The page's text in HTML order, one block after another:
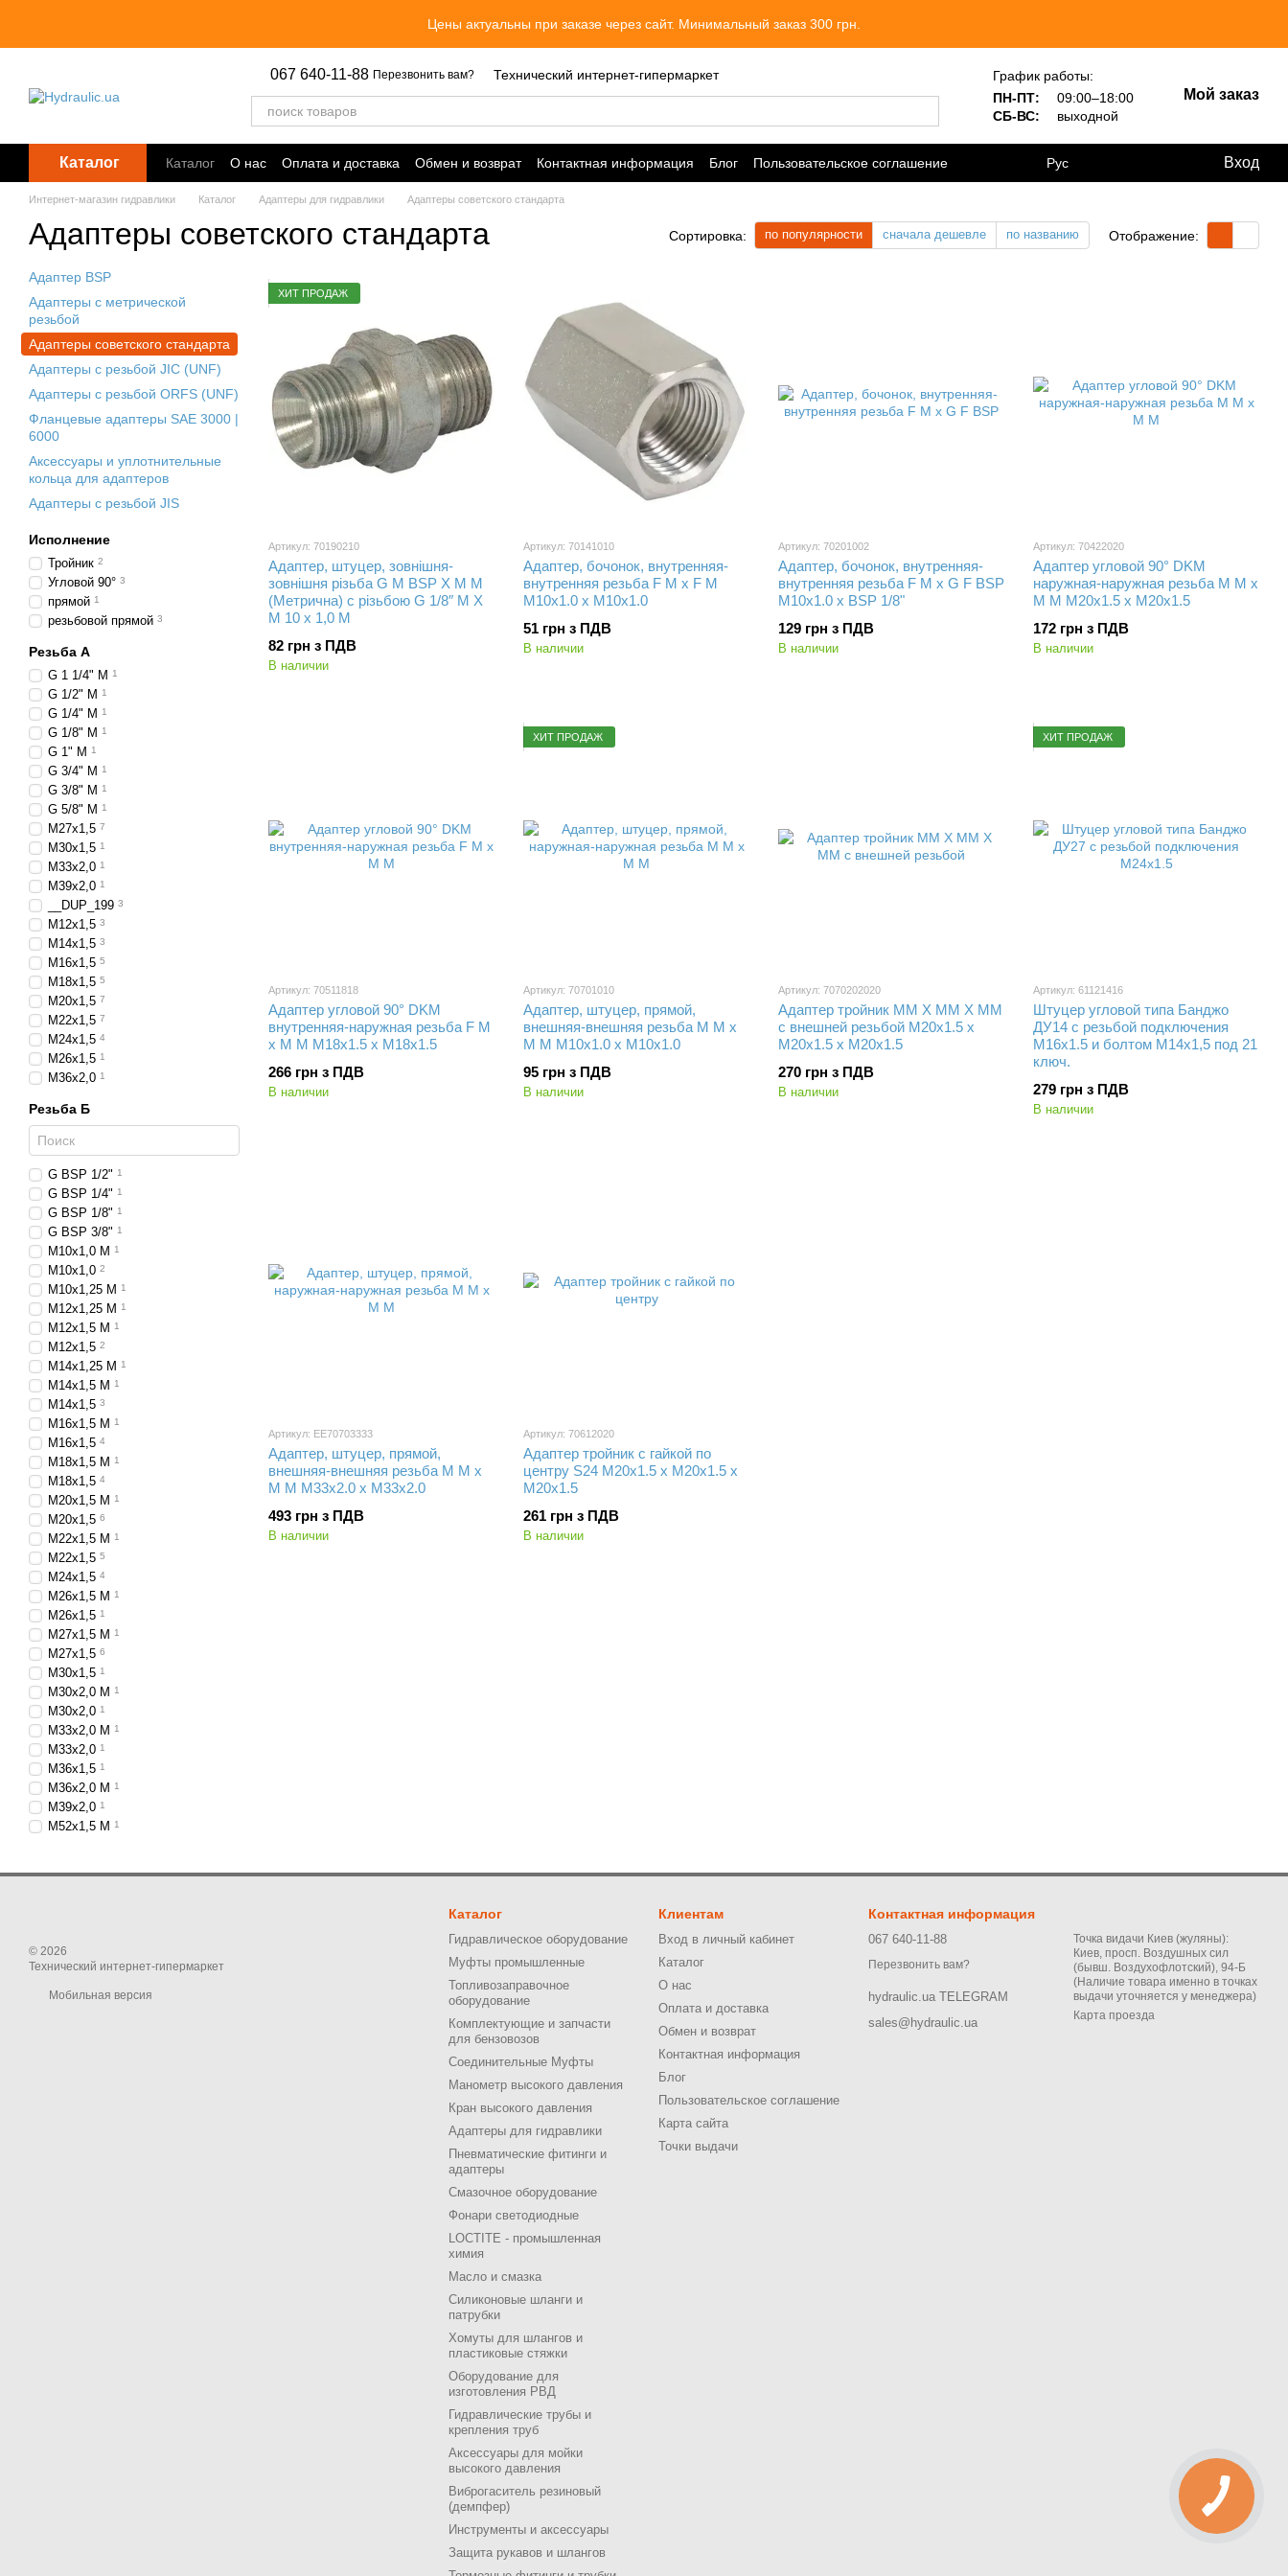
Цены актуальны при заказе через сайт. Минимальный заказ 300 грн.
067 640-11-88 Перезвонить вам? Технический интернет-гипермаркет
График работы:
ПН-ПТ:
09:00–18:00
СБ-ВС:
выходной
Мой заказ
Каталог Каталог О нас Оплата и доставка Обмен и возврат Контактная информация Блог
Пользовательское соглашение
Точки выдачи
Рус Вход
Интернет-магазин гидравлики Каталог Адаптеры для гидравлики Адаптеры советского стандарта
Адаптеры советского стандарта Сортировка: по популярности сначала дешевле по названию Отображение:
ХИТ ПРОДАЖ
Артикул: 70190210
Адаптер, штуцер, зовнішня-
зовнішня різьба G M BSP X M M
(Метрична) с різьбою G 1/8″ M X
M 10 x 1,0 M
82 грн з ПДВ
В наличии
Артикул: 70141010
Адаптер, бочонок, внутренняя-
внутренняя резьба F M x F M
M10х1.0 x M10х1.0
51 грн з ПДВ
В наличии
Артикул: 70201002
Адаптер, бочонок, внутренняя-
внутренняя резьба F M x G F BSP
M10х1.0 x BSP 1/8"
129 грн з ПДВ
В наличии
Артикул: 70422020
Адаптер угловой 90° DKM
наружная-наружная резьба M M x
M M M20x1.5 x M20x1.5
172 грн з ПДВ
В наличии
Артикул: 70511818
Адаптер угловой 90° DKM
внутренняя-наружная резьба F M
x M M M18x1.5 x M18x1.5
266 грн з ПДВ
В наличии
ХИТ ПРОДАЖ
Артикул: 70701010
Адаптер, штуцер, прямой,
внешняя-внешняя резьба M M x
M M M10х1.0 x M10х1.0
95 грн з ПДВ
В наличии
Артикул: 7070202020
Адаптер тройник MM X MM X MM
с внешней резьбой M20x1.5 x
M20x1.5 x M20x1.5
270 грн з ПДВ
В наличии
ХИТ ПРОДАЖ
Артикул: 61121416
Штуцер угловой типа Банджо
ДУ14 с резьбой подключения
M16x1.5 и болтом М14х1,5 под 21
ключ.
279 грн з ПДВ
В наличии
Артикул: EE70703333
Адаптер, штуцер, прямой,
внешняя-внешняя резьба M M x
M M M33х2.0 x M33х2.0
493 грн з ПДВ
В наличии
Артикул: 70612020
Адаптер тройник с гайкой по
центру S24 M20x1.5 x M20x1.5 x
M20x1.5
261 грн з ПДВ
В наличии
Адаптер BSP
Адаптеры с метрической
резьбой
Адаптеры советского стандарта
Адаптеры с резьбой JIC (UNF)
Адаптеры с резьбой ORFS (UNF)
Фланцевые адаптеры SAE 3000 |
6000
Аксессуары и уплотнительные
кольца для адаптеров
Адаптеры с резьбой JIS
Исполнение
Тройник 2
Угловой 90° 3
прямой 1
резьбовой прямой 3
Резьба А
G 1 1/4" M 1
G 1/2" M 1
G 1/4" M 1
G 1/8" M 1
G 1" M 1
G 3/4" M 1
G 3/8" M 1
G 5/8" M 1
M27x1,5 7
M30x1,5 1
M33x2,0 1
M39x2,0 1
__DUP_199 3
M12x1,5 3
M14x1,5 3
M16x1,5 5
M18x1,5 5
M20x1,5 7
M22x1,5 7
M24x1,5 4
M26x1,5 1
M36x2,0 1
Резьба Б
G BSP 1/2" 1
G BSP 1/4" 1
G BSP 1/8" 1
G BSP 3/8" 1
M10x1,0 M 1
M10x1,0 2
M10x1,25 M 1
M12x1,25 M 1
M12x1,5 M 1
M12x1,5 2
M14x1,25 M 1
M14x1,5 M 1
M14x1,5 3
M16x1,5 M 1
M16x1,5 4
M18x1,5 M 1
M18x1,5 4
M20x1,5 M 1
M20x1,5 6
M22x1,5 M 1
M22x1,5 5
M24x1,5 4
M26x1,5 M 1
M26x1,5 1
M27x1,5 M 1
M27x1,5 6
M30x1,5 1
M30x2,0 M 1
M30x2,0 1
M33x2,0 M 1
M33x2,0 1
M36x1,5 1
M36x2,0 M 1
M39x2,0 1
M52x1,5 M 1
© 2026
Технический интернет-гипермаркет
Мобильная версия
Каталог
Гидравлическое оборудование
Муфты промышленные
Топливозаправочное
оборудование
Комплектующие и запчасти
для бензовозов
Соединительные Муфты
Манометр высокого давления
Кран высокого давления
Адаптеры для гидравлики
Пневматические фитинги и
адаптеры
Смазочное оборудование
Фонари светодиодные
LOCTITE - промышленная
химия
Масло и смазка
Силиконовые шланги и
патрубки
Хомуты для шлангов и
пластиковые стяжки
Оборудование для
изготовления РВД
Гидравлические трубы и
крепления труб
Аксессуары для мойки
высокого давления
Виброгаситель резиновый
(демпфер)
Инструменты и аксессуары
Защита рукавов и шлангов
Клиентам
Вход в личный кабинет
Каталог
О нас
Оплата и доставка
Обмен и возврат
Контактная информация
Блог
Пользовательское соглашение
Карта сайта
Точки выдачи
Контактная информация
067 640-11-88
Перезвонить вам?
hydraulic.ua TELEGRAM
sales@hydraulic.ua
Точка видачи Киев (жуляны):
Киев, просп. Воздушных сил
(бывш. Воздухофлотский), 94-Б
(Наличие товара именно в точках
выдачи уточняется у менеджера)
Карта проезда